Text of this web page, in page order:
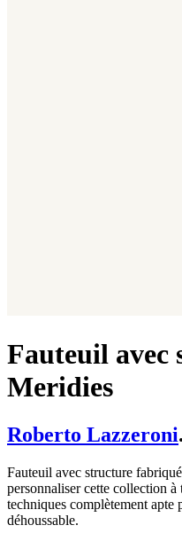
Fauteuil avec
Meridies
Roberto Lazzeroni
Fauteuil avec structure
personnaliser cette collection à
techniques complètement apte
déhoussable.